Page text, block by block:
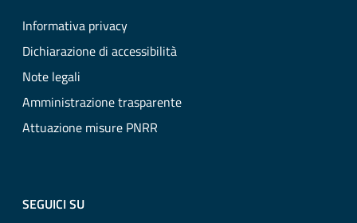
Informativa privacy
Dichiarazione di accessibilità
Note legali
Amministrazione trasparente
Attuazione misure PNRR
SEGUICI SU